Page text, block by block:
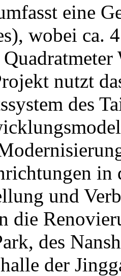
eine
wobei ca.
nutzt
des
und
die
des
der